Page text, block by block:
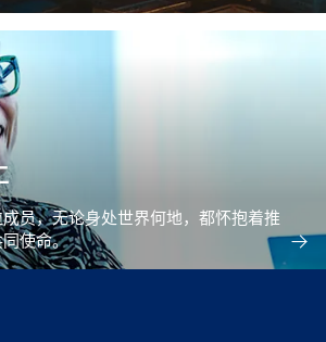
员，无论身处世界何地，都怀抱着推
使命。